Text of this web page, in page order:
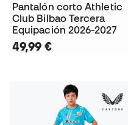
Pantalón corto Athletic
Club Bilbao Tercera
Equipación 2026-2027
49,99 €